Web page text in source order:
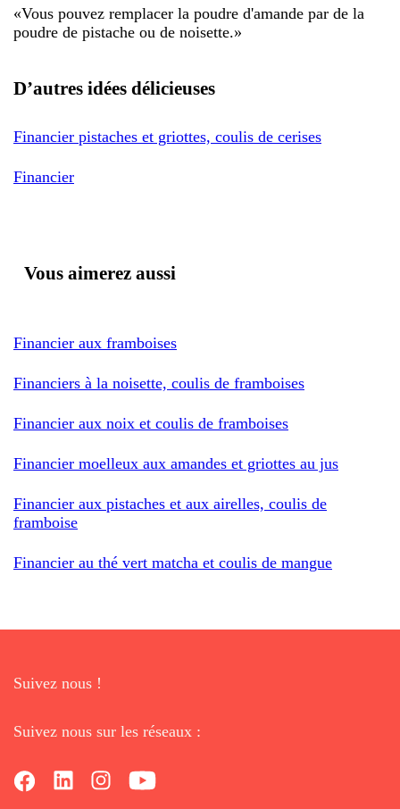
«Vous pouvez remplacer la poudre d'amande par de la
poudre de pistache ou de noisette.»
D’autres idées délicieuses
Financier pistaches et griottes, coulis de cerises
Financier
Vous aimerez aussi
Financier aux framboises
Financiers à la noisette, coulis de framboises
Financier aux noix et coulis de framboises
Financier moelleux aux amandes et griottes au jus
Financier aux pistaches et aux airelles, coulis de
framboise
Financier au thé vert matcha et coulis de mangue
Suivez nous !
Suivez nous sur les réseaux :